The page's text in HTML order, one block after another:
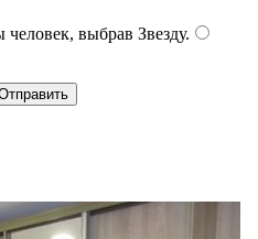
человек, выбрав Звезду.